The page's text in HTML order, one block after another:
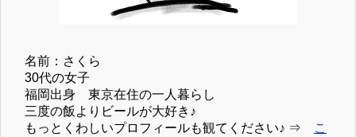
名前：さくら
30代の女子
福岡出身 東京在住の一人暮らし
三度の飯よりビールが大好き♪
もっとくわしいプロフィールも観てください♪ ⇒
こ